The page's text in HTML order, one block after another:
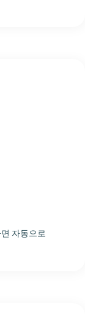
자동으로